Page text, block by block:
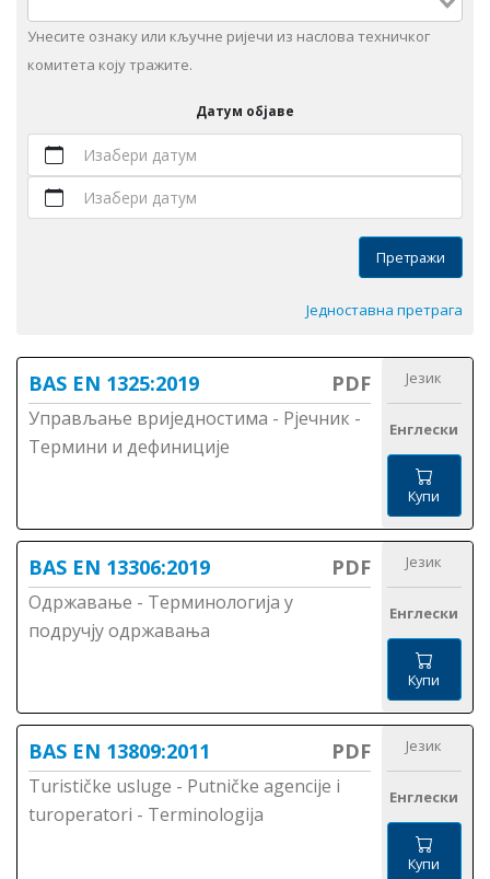
Унeситe ознаку или кључне ријечи из наслова техничког
комитета коју тражите.
Датум објаве
Изабери датум
Изабери датум
Претражи
Једноставна претрага
BAS EN 1325:2019 PDF
Управљање вриједностима - Рјечник -
Термини и дефиниције
Језик
Енглески
Купи
BAS EN 13306:2019 PDF
Одржавање - Терминологија у
подручју одржавања
Језик
Енглески
Купи
BAS EN 13809:2011 PDF
Turističke usluge - Putničke agencije i
turoperatori - Terminologija
Језик
Енглески
Купи